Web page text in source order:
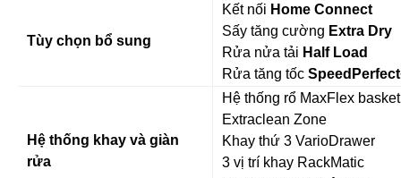
Tùy chọn bổ sung
Kết nối Home Connect
Sấy tăng cường Extra Dry
Rửa nửa tải Half Load
Rửa tăng tốc
Hệ thống khay và giàn
rửa
Hệ thống rổ MaxFlex
Extraclean Zone
Khay thứ 3 VarioDrawer
3 vị trí khay RackMatic